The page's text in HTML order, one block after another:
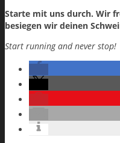
Starte mit uns durch. Wir
besiegen wir deinen
Start running and never stop!